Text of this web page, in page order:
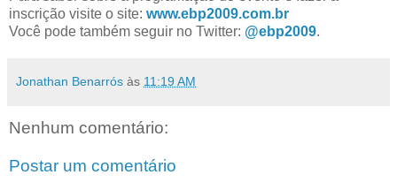
inscrição visite o site: www.ebp2009.com.br
Você pode também seguir no Twitter: @ebp2009.
Jonathan Benarrós às 11:19 AM
Nenhum comentário:
Postar um comentário